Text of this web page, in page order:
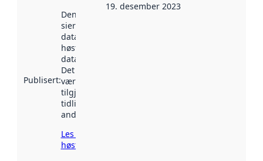
Publisert:
Denne datoen
sier når
datasettet ble
høstet av
data.norge.no.
Det kan ha
vært
tilgjengelig
tidligere
andre steder.
Les mer om
høsting her
19. desember 2023